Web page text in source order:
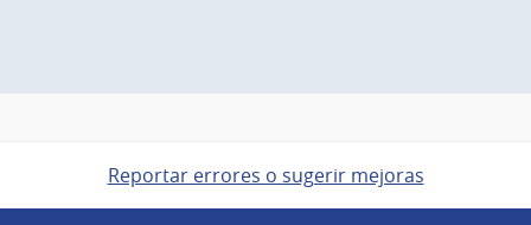
Reportar errores o sugerir mejoras